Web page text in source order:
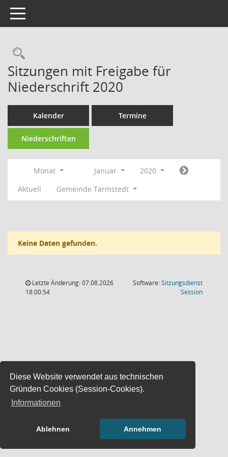
Diese Website verwendet aus technischen
Gründen Cookies (Session-Cookies).
Informationen
Ablehnen Annehmen
Toggle navigation
Rechercheauswahl
Sitzungen mit Freigabe für
Niederschrift 2020
Kalender Termine
Niederschriften
Monat Januar
2020
Aktuell
Gemeinde Tarmstedt
Keine Daten gefunden.
Letzte Änderung: 07.08.2026
18:00:54
Software:Sitzungsdienst
Session(Wird in